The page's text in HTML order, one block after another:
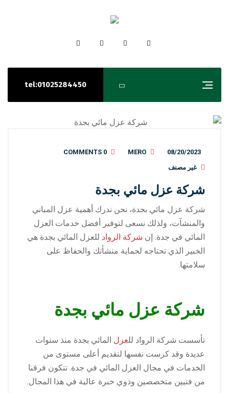
tel:01025284450
08/20/2023
MERO
0 COMMENTS
غير مصنف
شركة عزل مائي بجدة
شركة عزل مائي بجدة، نحن ندرك أهمية عزل المباني
والمنشآت، ولذلك نسعى لتوفير أفضل خدمات العزل
المائي في جدة. إن شركة الرواد للعزل المائي بجدة هي
الخبير الذي تحتاجه لحماية منشأتك والحفاظ على
سلامتها.
شركة عزل مائي بجدة
تأسست شركة الرواد للعزل المائي بجدة منذ سنوات
عديدة وقد كرست نفسها لتقديم أعلى مستوى من
الخدمات في مجال العزل المائي في جدة. تتكون فرقنا
من فنيين متخصصين وذوي خبرة عالية في هذا المجال.